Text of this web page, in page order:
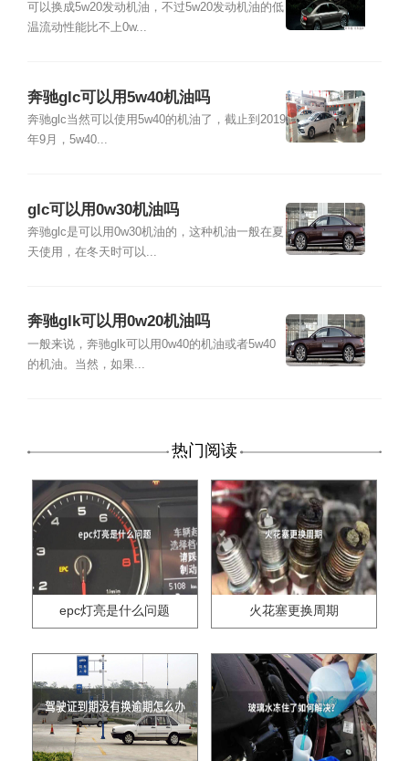
可以换成5w20发动机油，不过5w20发动机油的低
温流动性能比不上0w...
奔驰glc可以用5w40机油吗
奔驰glc当然可以使用5w40的机油了，截止到2019
年9月，5w40...
glc可以用0w30机油吗
奔驰glc是可以用0w30机油的，这种机油一般在夏
天使用，在冬天时可以...
奔驰glk可以用0w20机油吗
一般来说，奔驰glk可以用0w40的机油或者5w40
的机油。当然，如果...
热门阅读
epc灯亮是什么问题 火花塞更换周期